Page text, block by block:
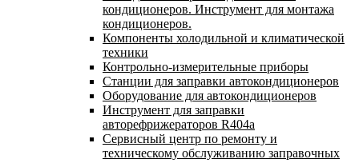
кондиционеров. Инструмент для монтажа
кондиционеров.
Компоненты холодильной и климатической
техники
Контрольно-измерительные приборы
Станции для заправки автокондиционеров
Оборудование для автокондиционеров
Инструмент для заправки
авторефрижераторов R404a
Сервисный центр по ремонту и
техническому обслуживанию заправочных